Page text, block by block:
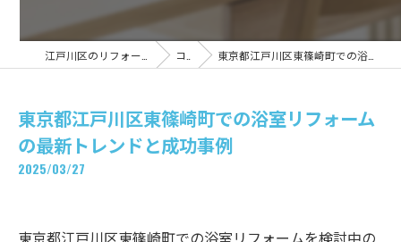
コラム 東京都江戸川区東篠崎町での浴室リフォームの最新トレンドと成功事例
東京都江戸川区東篠崎町での浴室リフォーム
の最新トレンドと成功事例
2025/03/27
東京都江戸川区東篠崎町での浴室リフォームを検討中の